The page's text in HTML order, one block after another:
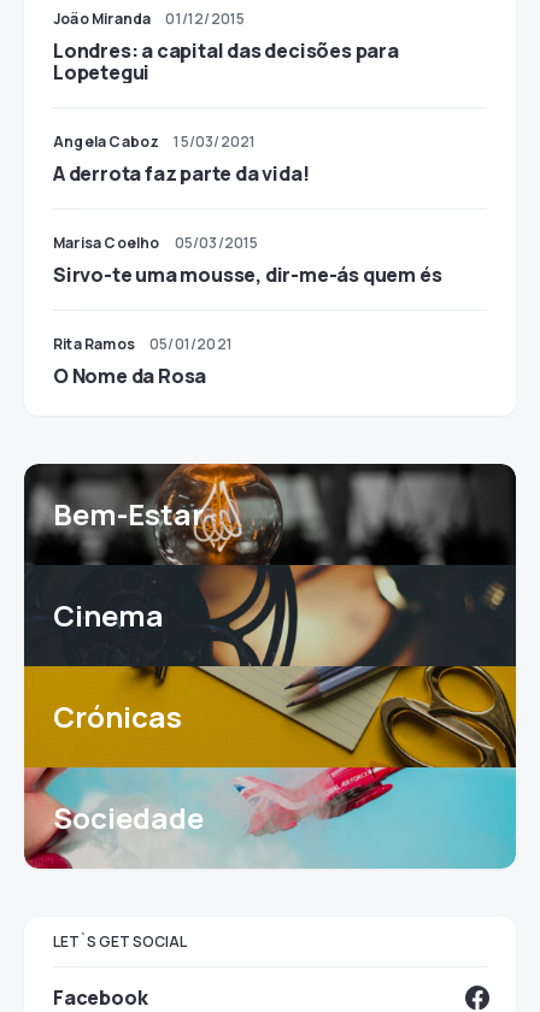
João Miranda 01/12/2015
Londres: a capital das decisões para
Lopetegui
Angela Caboz 15/03/2021
A derrota faz parte da vida!
Marisa Coelho 05/03/2015
Sirvo-­te uma mousse, dir­-me-­ás quem és
Rita Ramos 05/01/2021
O Nome da Rosa
Bem-Estar
Cinema
Crónicas
Sociedade
LET`S GET SOCIAL
Facebook